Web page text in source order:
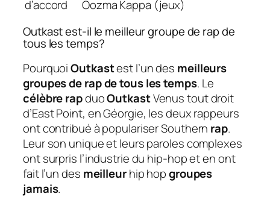
d’accord
Oozma Kappa (jeux)
Outkast est-il le meilleur groupe de rap de
tous les temps?
PourquoiOutkastest l’un des meilleurs
groupes de rap de tous les temps. Le
célèbre rapduoOutkastVenus tout droit
d’East Point, en Géorgie, les deux rappeurs
ont contribué à populariser Southern rap.
Leur son unique et leurs paroles complexes
ont surpris l’industrie du hip-hop et en ont
fait l’un des meilleurhip hopgroupes
jamais.